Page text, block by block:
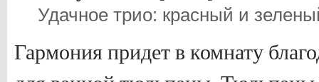
Удачное трио: красный и
Гармония придет в комнату